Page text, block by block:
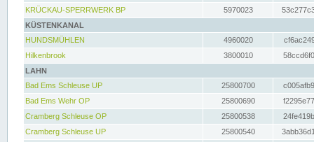
KRÜCKAU-SPERRWERK BP
5970023
KÜSTENKANAL
HUNDSMÜHLEN
4960020
Hilkenbrook
3800010
LAHN
Bad Ems Schleuse UP
25800700
Bad Ems Wehr OP
25800690
Cramberg Schleuse OP
25800538
Cramberg Schleuse UP
25800540